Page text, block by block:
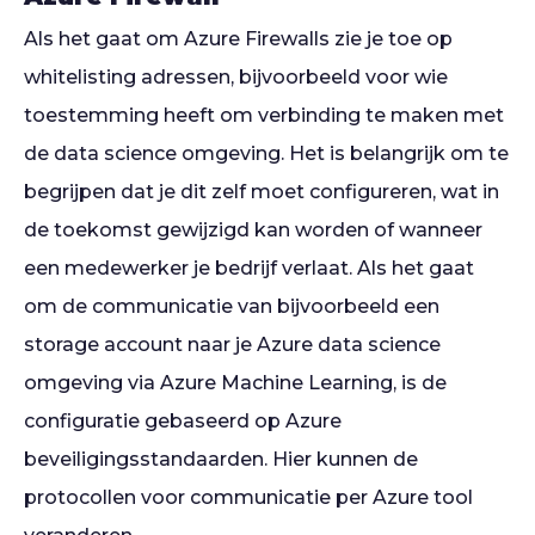
Als het gaat om Azure Firewalls zie je toe op
whitelisting adressen, bijvoorbeeld voor wie
toestemming heeft om verbinding te maken met
de data science omgeving. Het is belangrijk om te
begrijpen dat je dit zelf moet configureren, wat in
de toekomst gewijzigd kan worden of wanneer
een medewerker je bedrijf verlaat. Als het gaat
om de communicatie van bijvoorbeeld een
storage account naar je Azure data science
omgeving via Azure Machine Learning, is de
configuratie gebaseerd op Azure
beveiligingsstandaarden. Hier kunnen de
protocollen voor communicatie per Azure tool